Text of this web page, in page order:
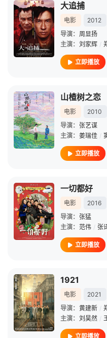
大追捕
电影 2012
导演： 周显扬
主演： 刘家辉 /
立即播放
山楂树之恋
电影 2010
导演： 张艺谋
主演： 姜瑞佳 /
立即播放
一切都好
电影 2016
导演： 张猛
主演： 范伟 / 张
立即播放
1921
电影 2021
导演： 黄建新 /
主演： 刘昊然 /
立即播放